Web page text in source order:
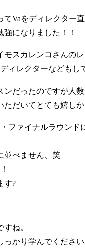
てVaをディレクター
になりました！！
モスカレンコさんの
ィレクターなども
だったのですが人
だいてとても嬉しか
ファイナルラウン
並べません、笑
す?
ね。
かり学んでください